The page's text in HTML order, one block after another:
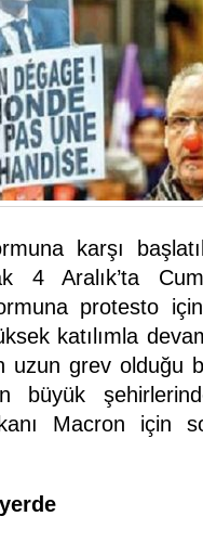
karşı
Aralık’ta
protesto
katılımla
uzun grev olduğu
büyük
Macron için